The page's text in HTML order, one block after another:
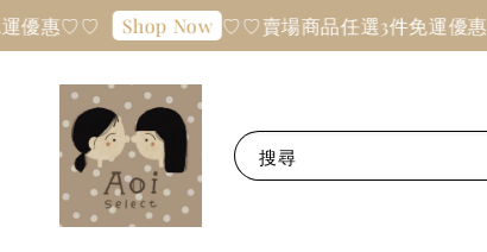
惠♡♡ Shop Now ♡♡賣場商品任選3件免運優惠♡♡
搜尋